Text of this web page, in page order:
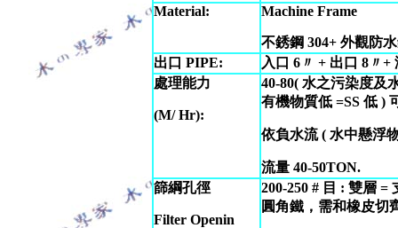
Material:
Machine Frame
不銹鋼 304+ 外觀防
出口 PIPE:
入口 6〃 + 出口 8〃+
處理能力
(M/ Hr):
40-80( 水之污染度及
有機物質低 =SS 低 )
依負水流 ( 水中懸浮
流量 40-50TON.
篩綱孔徑
Filter Openin
200-250 # 目 : 雙層 =
圓角鐵，需和橡皮切